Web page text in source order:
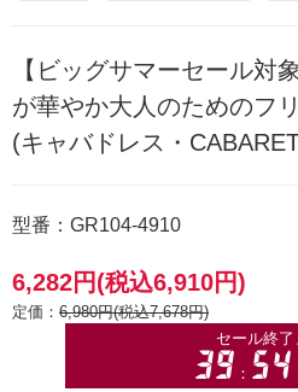
【ビッグサマーセール対
が華やか大人のためのフ
(キャバドレス・
型番：GR104-4910
6,282円(税込6,910円)
定価： 6,980円(税込7,678円)